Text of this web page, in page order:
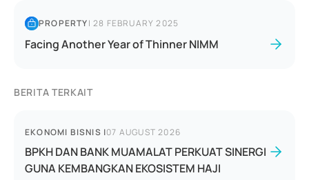
PROPERTY|28 FEBRUARY 2025
Facing Another Year of Thinner NIMM
BERITA TERKAIT
EKONOMI BISNIS |07 AUGUST 2026
BPKH DAN BANK MUAMALAT PERKUAT SINERGI
GUNA KEMBANGKAN EKOSISTEM HAJI